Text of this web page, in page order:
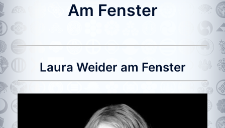
Am Fenster
Laura Weider am Fenster